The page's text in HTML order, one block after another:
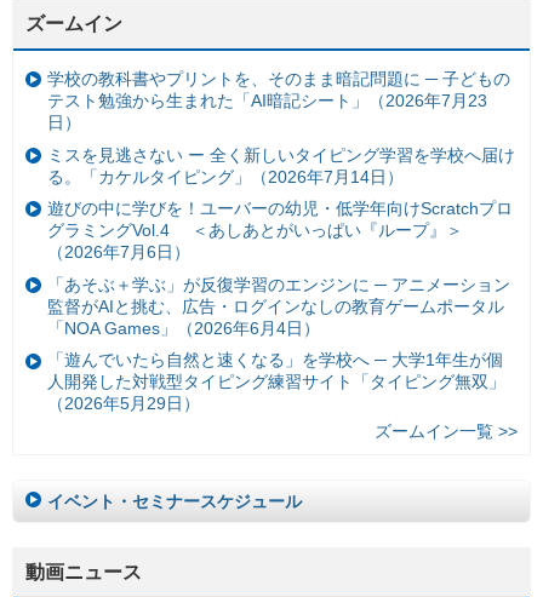
ズームイン
学校の教科書やプリントを、そのまま暗記問題に ─ 子どもの
テスト勉強から生まれた「AI暗記シート」（2026年7月23
日）
ミスを見逃さない ー 全く新しいタイピング学習を学校へ届け
る。「カケルタイピング」（2026年7月14日）
遊びの中に学びを！ユーバーの幼児・低学年向けScratchプロ
グラミングVol.4 ＜あしあとがいっぱい『ループ』＞
（2026年7月6日）
「あそぶ＋学ぶ」が反復学習のエンジンに ─ アニメーション
監督がAIと挑む、広告・ログインなしの教育ゲームポータル
「NOA Games」（2026年6月4日）
「遊んでいたら自然と速くなる」を学校へ ─ 大学1年生が個
人開発した対戦型タイピング練習サイト「タイピング無双」
（2026年5月29日）
ズームイン一覧 >>
イベント・セミナースケジュール
動画ニュース